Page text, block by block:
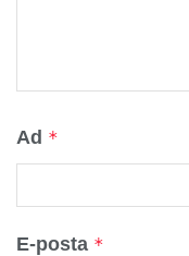
Ad *
E-posta *